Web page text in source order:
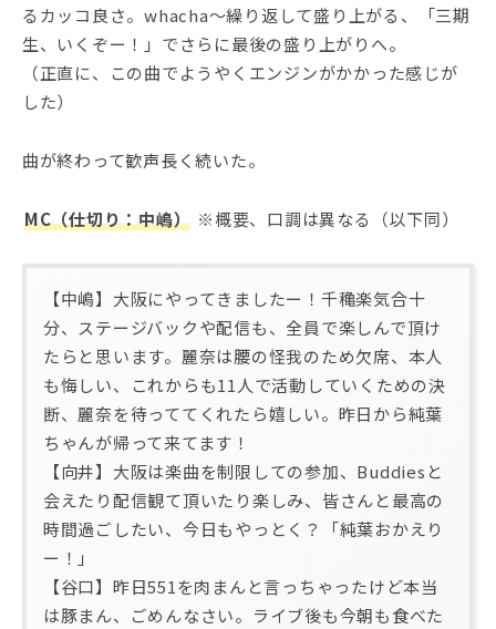
るカッコ良さ。whacha～繰り返して盛り上がる、「三期
生、いくぞー！」でさらに最後の盛り上がりへ。
（正直に、この曲でようやくエンジンがかかった感じが
した）
曲が終わって歓声長く続いた。
MC（仕切り：中嶋） ※概要、口調は異なる（以下同）
【中嶋】大阪にやってきましたー！千穐楽気合十
分、ステージバックや配信も、全員で楽しんで頂け
たらと思います。麗奈は腰の怪我のため欠席、本人
も悔しい、これからも11人で活動していくための決
断、麗奈を待っててくれたら嬉しい。昨日から純葉
ちゃんが帰って来てます！
【向井】大阪は楽曲を制限しての参加、Buddiesと
会えたり配信観て頂いたり楽しみ、皆さんと最高の
時間過ごしたい、今日もやっとく？「純葉おかえり
ー！」
【谷口】昨日551を肉まんと言っちゃったけど本当
は豚まん、ごめんなさい。ライブ後も今朝も食べた